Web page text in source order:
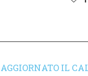
AGGIORNATO IL